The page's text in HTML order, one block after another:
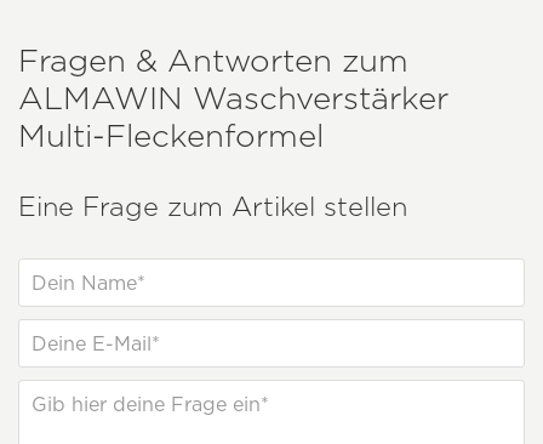
Fragen & Antworten zum
ALMAWIN Waschverstärker
Multi-Fleckenformel
Eine Frage zum Artikel stellen